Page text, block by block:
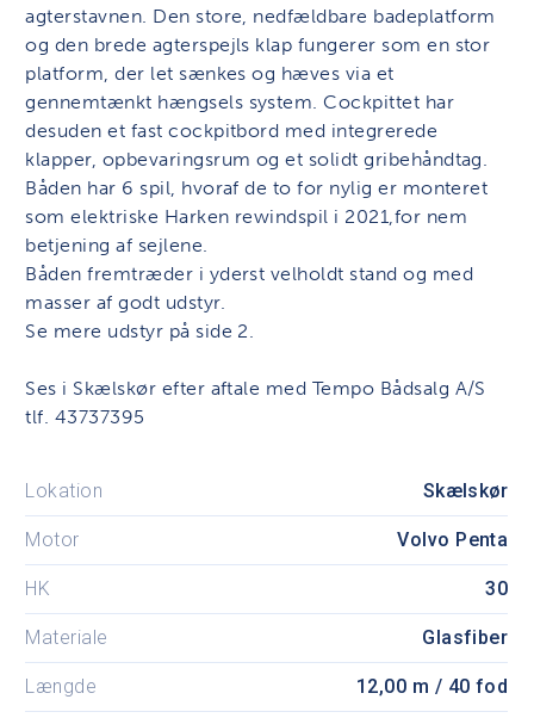
agterstavnen. Den store, nedfældbare badeplatform
og den brede agterspejls klap fungerer som en stor
platform, der let sænkes og hæves via et
gennemtænkt hængsels system. Cockpittet har
desuden et fast cockpitbord med integrerede
klapper, opbevaringsrum og et solidt gribehåndtag.
Båden har 6 spil, hvoraf de to for nylig er monteret
som elektriske Harken rewindspil i 2021,for nem
betjening af sejlene.
Båden fremtræder i yderst velholdt stand og med
masser af godt udstyr.
Se mere udstyr på side 2.
Ses i Skælskør efter aftale med Tempo Bådsalg A/S
tlf. 43737395
Lokation Skælskør
Motor Volvo Penta
HK 30
Materiale Glasfiber
Længde 12,00 m / 40 fod